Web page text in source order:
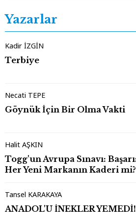
Yazarlar
Kadir İZGİN
Terbiye
Necati TEPE
Göynük İçin Bir Olma Vakti
Halit AŞKIN
Togg'un Avrupa Sınavı: Başarısızlık mı,
Her Yeni Markanın Kaderi mi?
Tansel KARAKAYA
ANADOL'U İNEKLER YEMEDİ!